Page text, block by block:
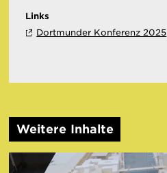
Links
Dortmunder Konferenz 2025
Weitere Inhalte